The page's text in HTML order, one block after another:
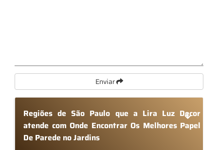
Enviar
Regiões de São Paulo que a Lira Luz Decor
atende com Onde Encontrar Os Melhores Papel
De Parede no Jardins